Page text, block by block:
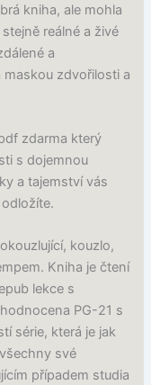
kniha, ale mohla
reálné a živé
a
zdvořilosti a
zdarma který
s dojemnou
a tajemství vás
kouzlo,
Kniha je čtení
lekce s
PG-21 s
série, která je jak
své
případem studia